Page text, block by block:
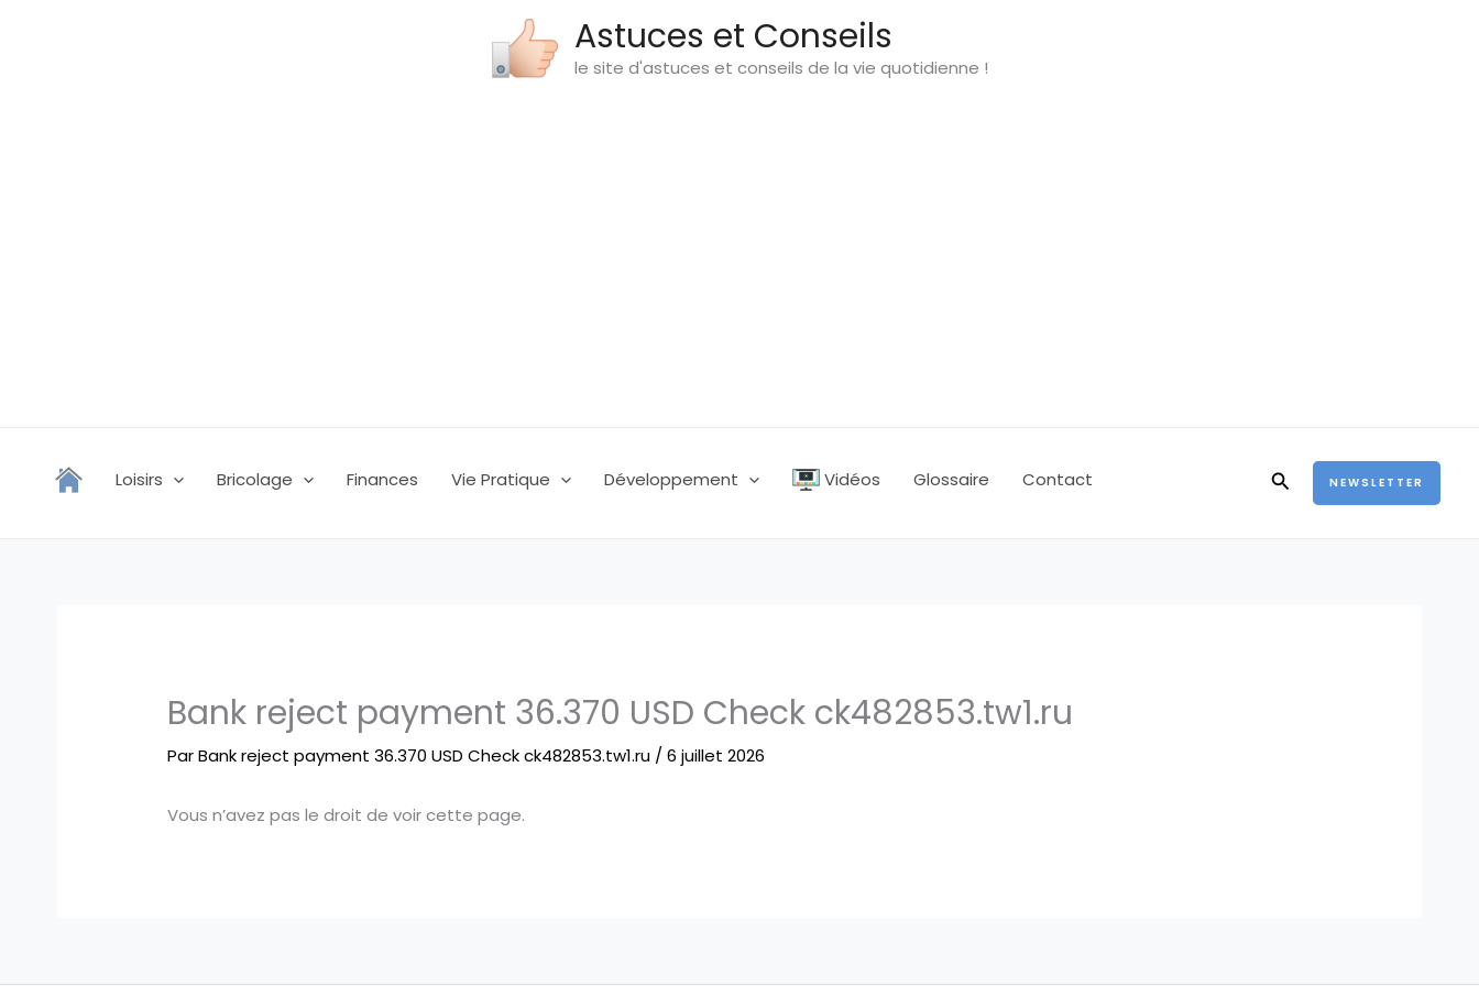
Astuces et Conseils
le site d'astuces et conseils de la vie quotidienne !
Loisirs Bricolage Finances Vie Pratique Développement Vidéos Glossaire Contact Rechercher
NEWSLETTER
Bank reject payment 36.370 USD Check ck482853.tw1.ru
ParBank reject payment 36.370 USD Check ck482853.tw1.ru /6 juillet 2026
Vous n’avez pas le droit de voir cette page.